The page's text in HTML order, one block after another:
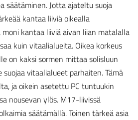
säätäminen. Jotta ajateltu suoja
kantaa liiviä oikealla
kantaa liiviä aivan liian matalalla
kuin vitaalialueita. Oikea korkeus
on kaksi sormen mittaa solisluun
suojaa vitaalialueet parhaiten. Tämä
ja oikein asetettu PC tuntuukin
nousevan ylös. M17-liivissä
säätämällä. Toinen tärkeä asia